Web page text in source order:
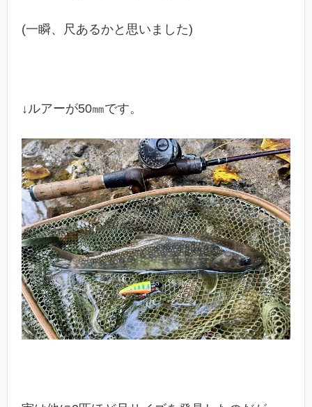
(一瞬、尺あるかと思いました)
↓ルアーが50㎜です。